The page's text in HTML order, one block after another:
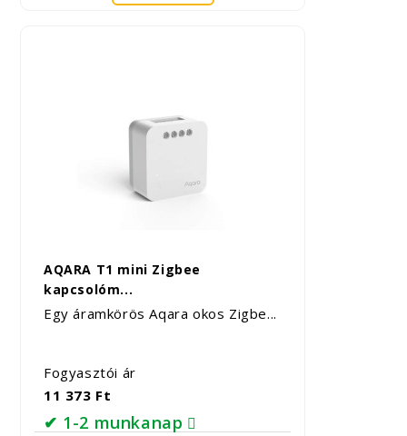
AQARA T1 mini Zigbee
kapcsolóm...
Egy áramkörös Aqara okos Zigbe...
Fogyasztói ár
11 373 Ft
✔ 1-2 munkanap